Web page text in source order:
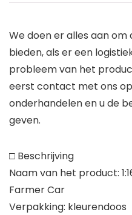
We doen er alles aan
bieden, als er een
probleem van het
eerst contact met ons
onderhandelen en u de
geven.
□ Beschrijving
Naam van het product:
Farmer Car
Verpakking: kleurendoos